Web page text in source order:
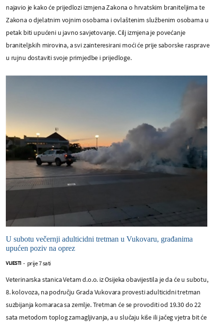
najavio je kako će prijedlozi izmjena Zakona o hrvatskim braniteljima te
Zakona o djelatnim vojnim osobama i ovlaštenim službenim osobama u
petak biti upućeni u javno savjetovanje. Cilj izmjena je povećanje
braniteljskih mirovina, a svi zainteresirani moći će prije saborske rasprave
u rujnu dostaviti svoje primjedbe i prijedloge.
U subotu večernji adulticidni tretman u Vukovaru, građanima
upućen poziv na oprez
VIJESTI - prije 7 sati
Veterinarska stanica Vetam d.o.o. iz Osijeka obavijestila je da će u subotu,
8. kolovoza, na području Grada Vukovara provesti adulticidni tretman
suzbijanja komaraca sa zemlje. Tretman će se provoditi od 19.30 do 22
sata metodom toplog zamagljivanja, a u slučaju kiše ili jačeg vjetra bit će